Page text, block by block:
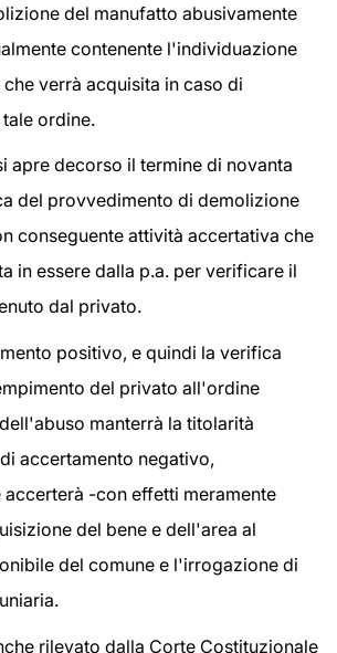
del manufatto abusivamente
contenente l'individuazione
verrà acquisita in caso di
ordine.
apre decorso il termine di novanta
del provvedimento di demolizione
conseguente attività accertativa che
in essere dalla p.a. per verificare il
dal privato.
positivo, e quindi la verifica
del privato all'ordine
manterrà la titolarità
accertamento negativo,
-con effetti meramente
del bene e dell'area al
del comune e l'irrogazione di
rilevato dalla Corte Costituzionale